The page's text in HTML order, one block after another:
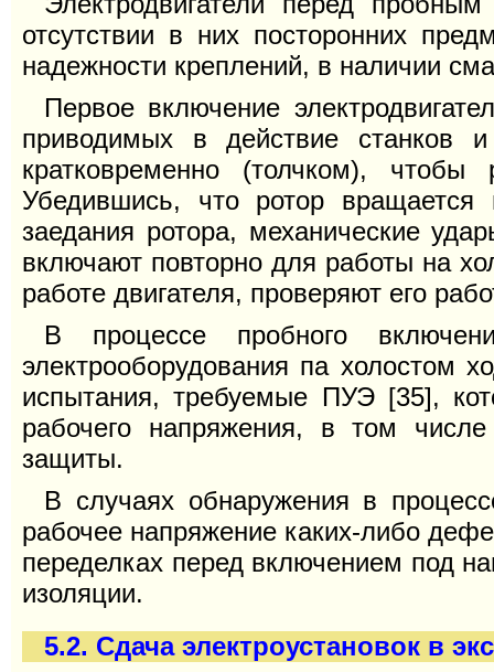
отсутствии в них посторонних
надежности креплений, в наличии
Первое включение
приводимых в действие станков
кратковременно (толчком), чтобы
Убедившись, что ротор вращается
заедания ротора, механические
включают повторно для работы на
работе двигателя, проверяют его
В процессе пробного
электрооборудования па холостом
испытания, требуемые ПУЭ [35],
рабочего напряжения, в том
защиты.
В случаях обнаружения в
рабочее напряжение каких-либо
переделках перед включением под
изоляции.
5.2. Сдача электроустановок в